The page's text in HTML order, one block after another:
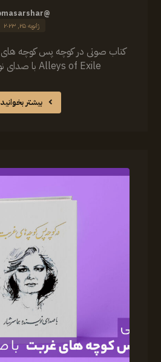
@homasarshar
ژانویه ۲۵, ۲۰۲۳
Alleys of Exile با صدای نویسنده هما ...
بیشتر بخوانید